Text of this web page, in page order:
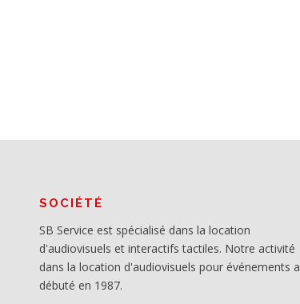
SOCIÉTÉ
SB Service est spécialisé dans la location
d'audiovisuels et interactifs tactiles. Notre activité
dans la location d'audiovisuels pour événements a
débuté en 1987.